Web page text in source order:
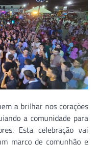
a brilhar nos corações
a comunidade para
Esta celebração vai
marco de comunhão e